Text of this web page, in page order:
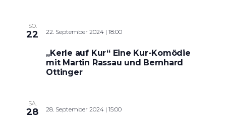
SO.
22 22. September 2024 | 18:00
„Kerle auf Kur“ Eine Kur-Komödie
mit Martin Rassau und Bernhard
Ottinger
SA.
28 28. September 2024 | 15:00